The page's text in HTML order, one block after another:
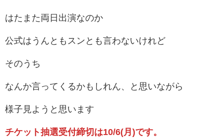
はたまた両日出演なのか
公式はうんともスンとも言わないけれど
そのうち
なんか言ってくるかもしれん、と思いながら
様子見ようと思います
チケット抽選受付締切は10/6(月)です。